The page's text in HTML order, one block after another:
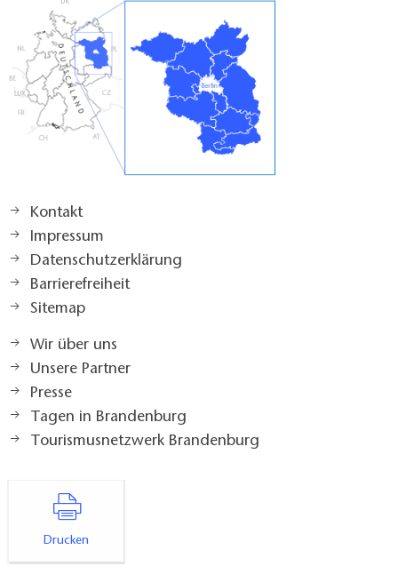
Kontakt
Impressum
Datenschutzerklärung
Barrierefreiheit
Sitemap
Wir über uns
Unsere Partner
Presse
Tagen in Brandenburg
Tourismusnetzwerk Brandenburg
Drucken